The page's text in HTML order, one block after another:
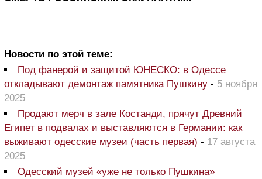
Новости по этой теме:
Под фанерой и защитой ЮНЕСКО: в Одессе
откладывают демонтаж памятника Пушкину - 5 ноября
2025
Продают мерч в зале Костанди, прячут Древний
Египет в подвалах и выставляются в Германии: как
выживают одесские музеи (часть первая) - 17 августа
2025
Одесский музей «уже не только Пушкина»